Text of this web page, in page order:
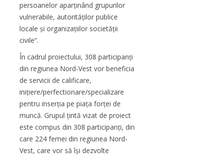
persoanelor aparținând grupurilor
vulnerabile, autorităților publice
locale și organizațiilor societății
civile”.
În cadrul proiectului, 308 participanți
din regiunea Nord-Vest vor beneficia
de servicii de calificare,
inițiere/perfectionare/specializare
pentru inserția pe piața forței de
muncă. Grupul țintă vizat de proiect
este compus din 308 participanți, din
care 224 femei din regiunea Nord-
Vest, care vor să își dezvolte